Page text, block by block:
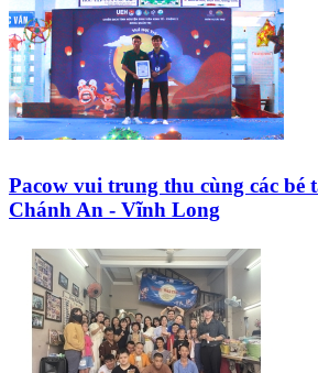
Pacow vui trung thu cùng các bé
Chánh An - Vĩnh Long